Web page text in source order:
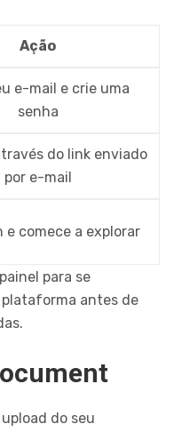
Ação
e-mail e crie uma
senha
do link enviado
por e-mail
e comece a explorar
para se
antes de
do seu